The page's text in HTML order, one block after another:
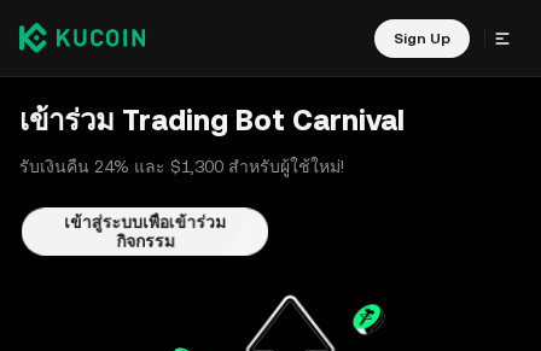
Sign Up
เข้าร่วม Trading Bot Carnival
รับเงินคืน 24% และ $1,300 สำหรับผู้ใช้ใหม่!
เข้าสู่ระบบเพื่อเข้าร่วม
กิจกรรม